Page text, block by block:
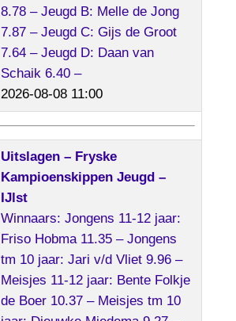
8.78 – Jeugd B: Melle de Jong
7.87 – Jeugd C: Gijs de Groot
7.64 – Jeugd D: Daan van
Schaik 6.40 –
2026-08-08 11:00
Uitslagen – Fryske
Kampioenskippen Jeugd –
IJlst
Winnaars: Jongens 11-12 jaar:
Friso Hobma 11.35 – Jongens
tm 10 jaar: Jari v/d Vliet 9.96 –
Meisjes 11-12 jaar: Bente Folkje
de Boer 10.37 – Meisjes tm 10